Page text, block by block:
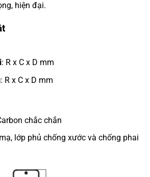
hiện đại.
: R x C x D mm
: R x C x D mm
chắc chắn
lớp phủ chống xước và chống phai